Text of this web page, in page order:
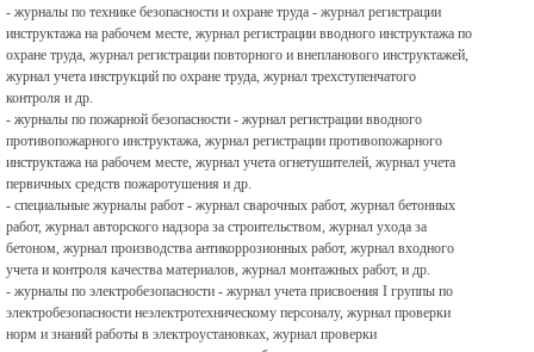
- журналы по технике безопасности и охране труда - журнал регистрации
инструктажа на рабочем месте, журнал регистрации вводного инструктажа по
охране труда, журнал регистрации повторного и внепланового инструктажей,
журнал учета инструкций по охране труда, журнал трехступенчатого
контроля и др.
- журналы по пожарной безопасности - журнал регистрации вводного
противопожарного инструктажа, журнал регистрации противопожарного
инструктажа на рабочем месте, журнал учета огнетушителей, журнал учета
первичных средств пожаротушения и др.
- специальные журналы работ - журнал сварочных работ, журнал бетонных
работ, журнал авторского надзора за строительством, журнал ухода за
бетоном, журнал производства антикоррозионных работ, журнал входного
учета и контроля качества материалов, журнал монтажных работ, и др.
- журналы по электробезопасности - журнал учета присвоения I группы по
электробезопасности неэлектротехническому персоналу, журнал проверки
норм и знаний работы в электроустановках, журнал проверки